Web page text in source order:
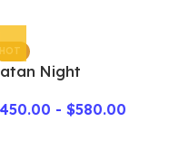
HOT
Night
- $580.00